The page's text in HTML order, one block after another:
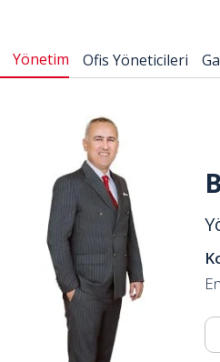
Yönetim Ofis Yöneticileri